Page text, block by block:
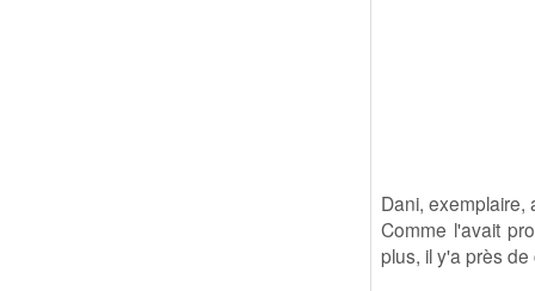
Dani,
Comme l'avait
plus, il y'a près